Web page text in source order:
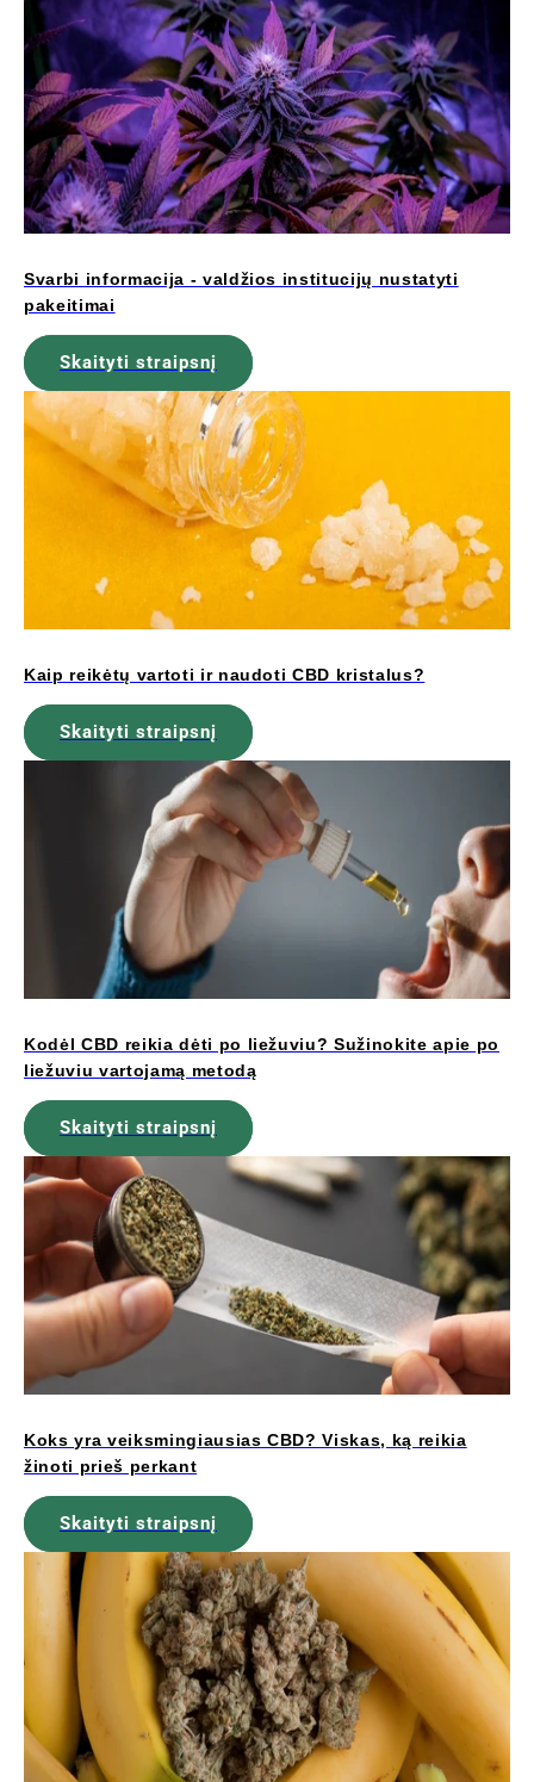
Svarbi informacija - valdžios institucijų nustatyti
pakeitimai
Skaityti straipsnį
Kaip reikėtų vartoti ir naudoti CBD kristalus?
Skaityti straipsnį
Kodėl CBD reikia dėti po liežuviu? Sužinokite apie po
liežuviu vartojamą metodą
Skaityti straipsnį
Koks yra veiksmingiausias CBD? Viskas, ką reikia
žinoti prieš perkant
Skaityti straipsnį